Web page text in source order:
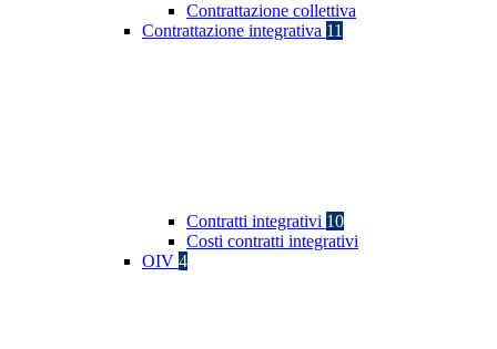
Contrattazione collettiva
Contrattazione integrativa 11
Contratti integrativi 10
Costi contratti integrativi
OIV 4